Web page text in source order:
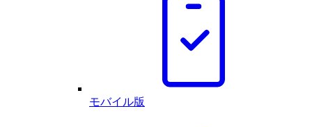
モバイル版